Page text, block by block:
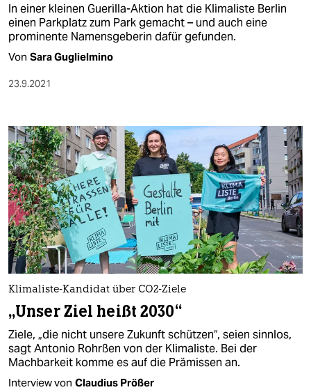
In einer kleinen Guerilla-Aktion hat die Klimaliste Berlin
einen Parkplatz zum Park gemacht – und auch eine
prominente Namensgeberin dafür gefunden.
Von Sara Guglielmino
23.9.2021
Klimaliste-Kandidat über CO2-Ziele
„Unser Ziel heißt 2030“
Ziele, „die nicht unsere Zukunft schützen“, seien sinnlos,
sagt Antonio Rohrßen von der Klimaliste. Bei der
Machbarkeit komme es auf die Prämissen an.
Interview von Claudius Prößer